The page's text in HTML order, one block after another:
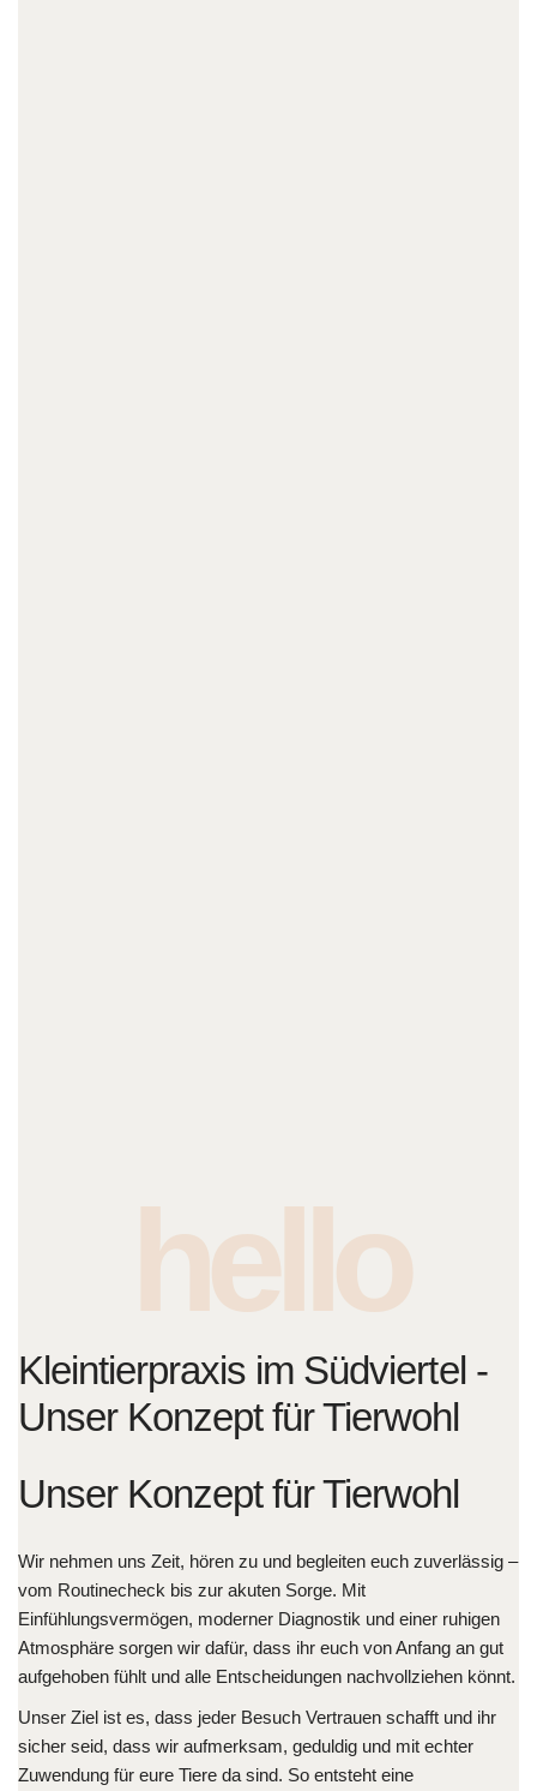
hello
Kleintierpraxis im Südviertel -
Unser Konzept für Tierwohl
Unser Konzept für Tierwohl
Wir nehmen uns Zeit, hören zu und begleiten euch zuverlässig –
vom Routinecheck bis zur akuten Sorge. Mit
Einfühlungsvermögen, moderner Diagnostik und einer ruhigen
Atmosphäre sorgen wir dafür, dass ihr euch von Anfang an gut
aufgehoben fühlt und alle Entscheidungen nachvollziehen könnt.
Unser Ziel ist es, dass jeder Besuch Vertrauen schafft und ihr
sicher seid, dass wir aufmerksam, geduldig und mit echter
Zuwendung für eure Tiere da sind. So entsteht eine